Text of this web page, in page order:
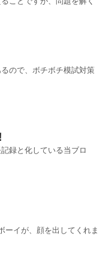
ので、ボチボチ模試対策
録と化している当ブロ
ーイが、顔を出してくれま